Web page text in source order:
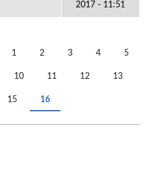
2017 - 11:51
1 2 3 4 5
10 11 12 13
15 16